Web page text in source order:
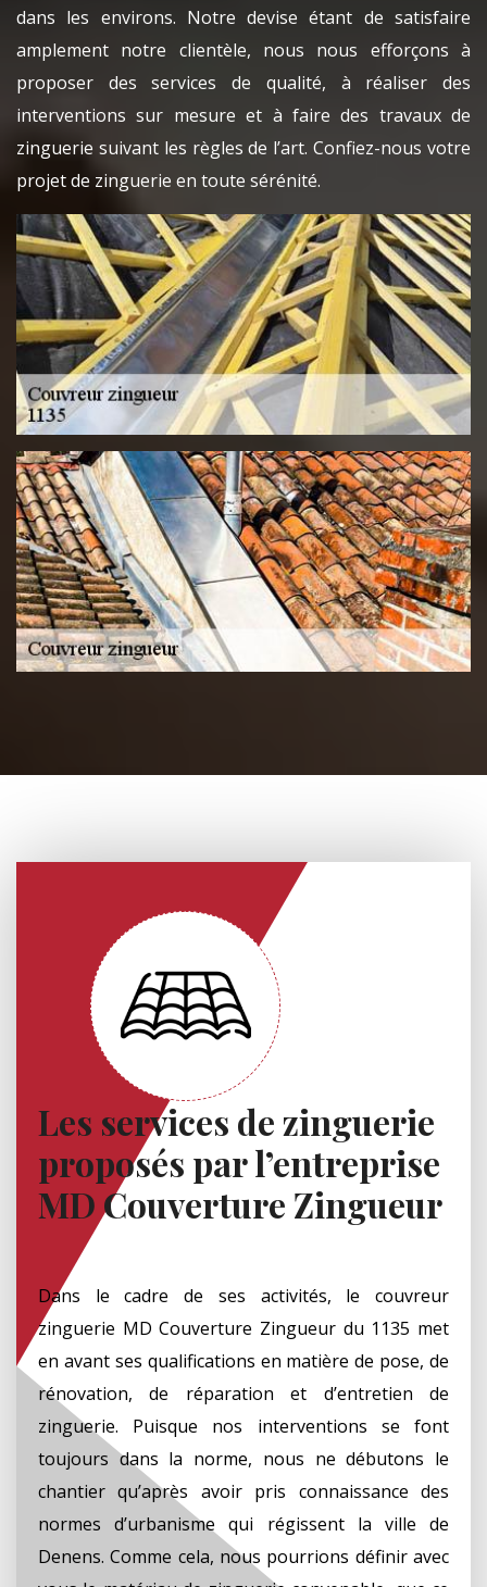
dans les environs. Notre devise étant de satisfaire
amplement notre clientèle, nous nous efforçons à
proposer des services de qualité, à réaliser des
interventions sur mesure et à faire des travaux de
zinguerie suivant les règles de l’art. Confiez-nous votre
projet de zinguerie en toute sérénité.
Les services de zinguerie
proposés par l’entreprise
MD Couverture Zingueur
Dans le cadre de ses activités, le couvreur
zinguerie MD Couverture Zingueur du 1135 met
en avant ses qualifications en matière de pose, de
rénovation, de réparation et d’entretien de
zinguerie. Puisque nos interventions se font
toujours dans la norme, nous ne débutons le
chantier qu’après avoir pris connaissance des
normes d’urbanisme qui régissent la ville de
Denens. Comme cela, nous pourrions définir avec